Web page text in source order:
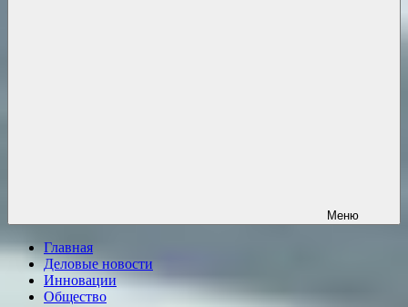
Меню
Главная
Деловые новости
Инновации
Общество